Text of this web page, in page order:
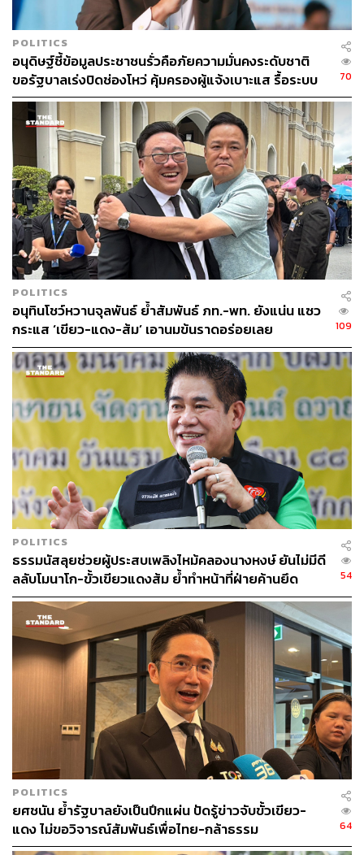
“รัฐบาลกล้าเปิดผลตรวจทั้งหมดหรือไม่ กล้าให้ผู้เชี่ยวชาญ
อิสระเข้าตรวจสอบซ้ำหรือไม่ และกล้าให้ประชาชนเห็น
กระบวนการกำกับดูแลทั้งหมดหรือไม่ หากกล้า ก็เปิดข้อมูล
ให้สังคมตรวจสอบ แต่หากไม่กล้า ก็ไม่อาจตำหนิประชาชนที่
ยังคงมีข้อสงสัย” พีรวัสกล่าว
พีรวัสกล่าวทิ้งท้ายว่า กรณีซิน เคอ หยวน เป็นบททดสอบ
สำคัญของรัฐบาลว่าจะให้ความสำคัญกับความปลอดภัยของ
ประชาชนมากเพียงใด โดยย้ำว่าเหล็กไม่ได้เป็นเพียงวัสดุ
ก่อสร้าง แต่เป็นสิ่งที่เกี่ยวข้องกับชีวิตและความปลอดภัยของ
ผู้คนจำนวนมาก
“เหล็กหนึ่งเส้นไม่ได้แบกเพียงคานหรือเสา แต่แบกชีวิตคน
แบกครอบครัว และแบกความเชื่อมั่นของประเทศ หาก
รัฐบาลยังตอบคำถามเหล่านี้ไม่ได้ ก็ไม่ควรรีบสรุปว่าทุกอย่าง
เรียบร้อย เพราะสำหรับประชาชน เรื่องนี้ยังไม่จบ” พีรวัส
กล่าว
TAGS: พรรคกล้าธรรม
บริษัท ซิน เคอ หยวน สตีล จำกัด
พีรวัส สมวงศ์
90
ABOUT THE AUTHOR
THE STANDARD TEAM
กองบรรณาธิการ THE STANDARD
POLITICS
อนุดิษฐ์ชี้ข้อมูลประชาชนรั่วคือภัยความมั่นคงระดับชาติ
ขอรัฐบาลเร่งปิดช่องโหว่ คุ้มครองผู้แจ้งเบาะแส รื้อระบบ
ใช้งบไซเบอร์
70
POLITICS
อนุทินโชว์หวานจุลพันธ์ ย้ำสัมพันธ์ ภท.-พท. ยังแน่น แซว
กระแส ‘เขียว-แดง-ส้ม’ เอานมข้นราดอร่อยเลย
109
POLITICS
ธรรมนัสลุยช่วยผู้ประสบเพลิงไหม้คลองนางหงษ์ ยันไม่มีดี
ลลับโมนาโก-ขั้วเขียวแดงส้ม ย้ำทำหน้าที่ฝ่ายค้านยึด
ประโยชน์ประชาชน
54
POLITICS
ยศชนัน ย้ำรัฐบาลยังเป็นปึกแผ่น ปัดรู้ข่าวจับขั้วเขียว-
แดง ไม่ขอวิจารณ์สัมพันธ์เพื่อไทย-กล้าธรรม
64